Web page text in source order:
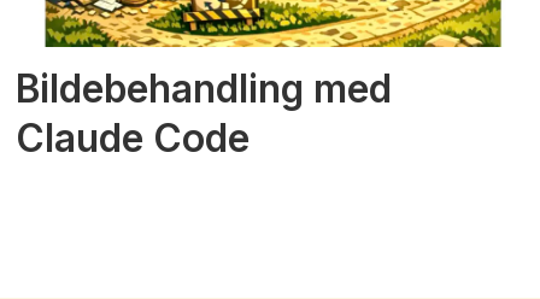
Bildebehandling med
Claude Code